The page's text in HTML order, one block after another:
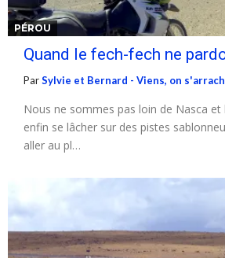
PÉROU
Quand le fech-fech ne
ParSylvie et Bernard - Viens, on
Nous ne sommes pas loin de Nasca
enfin se lâcher sur des pistes
aller au pl…